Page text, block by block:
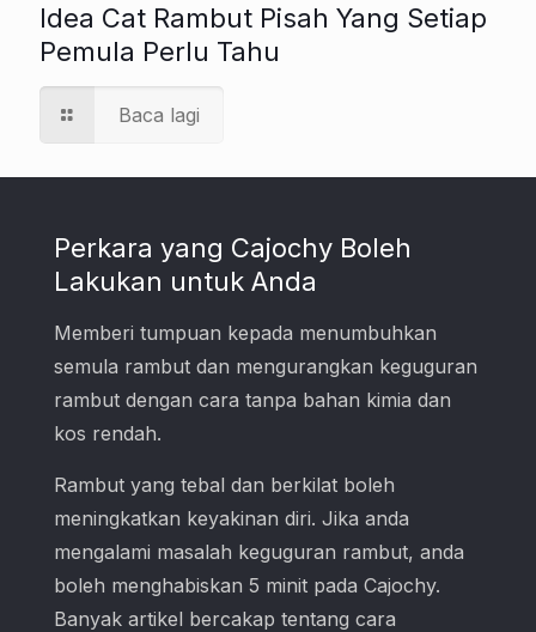
Idea Cat Rambut Pisah Yang Setiap
Pemula Perlu Tahu
Baca lagi
Perkara yang Cajochy Boleh
Lakukan untuk Anda
Memberi tumpuan kepada menumbuhkan
semula rambut dan mengurangkan keguguran
rambut dengan cara tanpa bahan kimia dan
kos rendah.
Rambut yang tebal dan berkilat boleh
meningkatkan keyakinan diri. Jika anda
mengalami masalah keguguran rambut, anda
boleh menghabiskan 5 minit pada Cajochy.
Banyak artikel bercakap tentang cara